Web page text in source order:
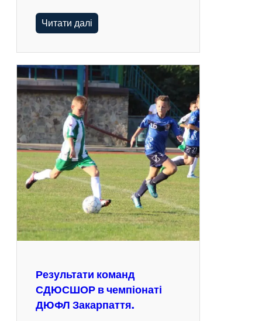
Читати далі
Результати команд
СДЮСШОР в чемпіонаті
ДЮФЛ Закарпаття.